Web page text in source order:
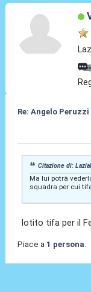
Re: Angelo
Citazione di:
Ma lui potrà
squadra per cui
lotito tifa per il
Piace a 1 persona